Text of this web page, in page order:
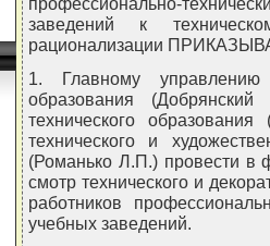
заведений к
рационализации
1. Главному
образования
технического
технического и
(Романько Л.П.) провести в
смотр технического и
работников
учебных заведений.